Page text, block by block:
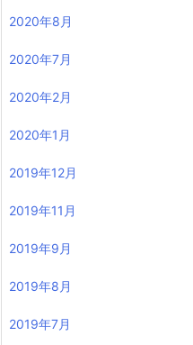
2020年8月
2020年7月
2020年2月
2020年1月
2019年12月
2019年11月
2019年9月
2019年8月
2019年7月